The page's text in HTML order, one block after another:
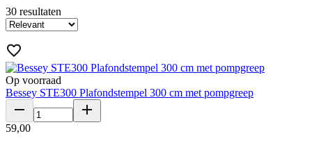
30 resultaten
Op voorraad
Bessey STE300 Plafondstempel 300 cm met pompgreep
59,00